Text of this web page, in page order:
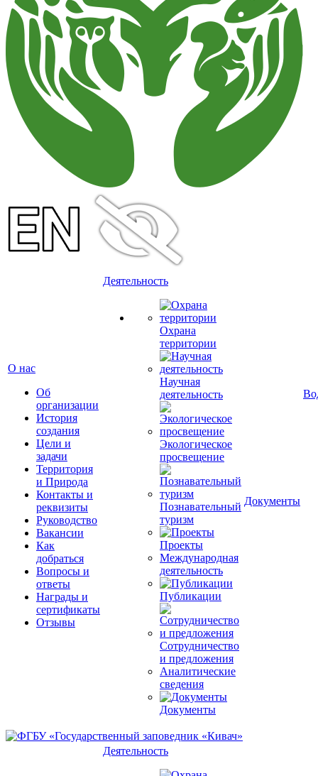
О нас
Об
организации
История
создания
Цели и
задачи
Территория
и Природа
Контакты и
реквизиты
Руководство
Вакансии
Как
добраться
Вопросы и
ответы
Награды и
сертификаты
Отзывы
Деятельность
Охрана
территории
Научная
деятельность
Экологическое
просвещение
Познавательный
туризм
Проекты
Международная
деятельность
Публикации
Сотрудничество
и предложения
Аналитические
сведения
Документы
Документы
Деятельность